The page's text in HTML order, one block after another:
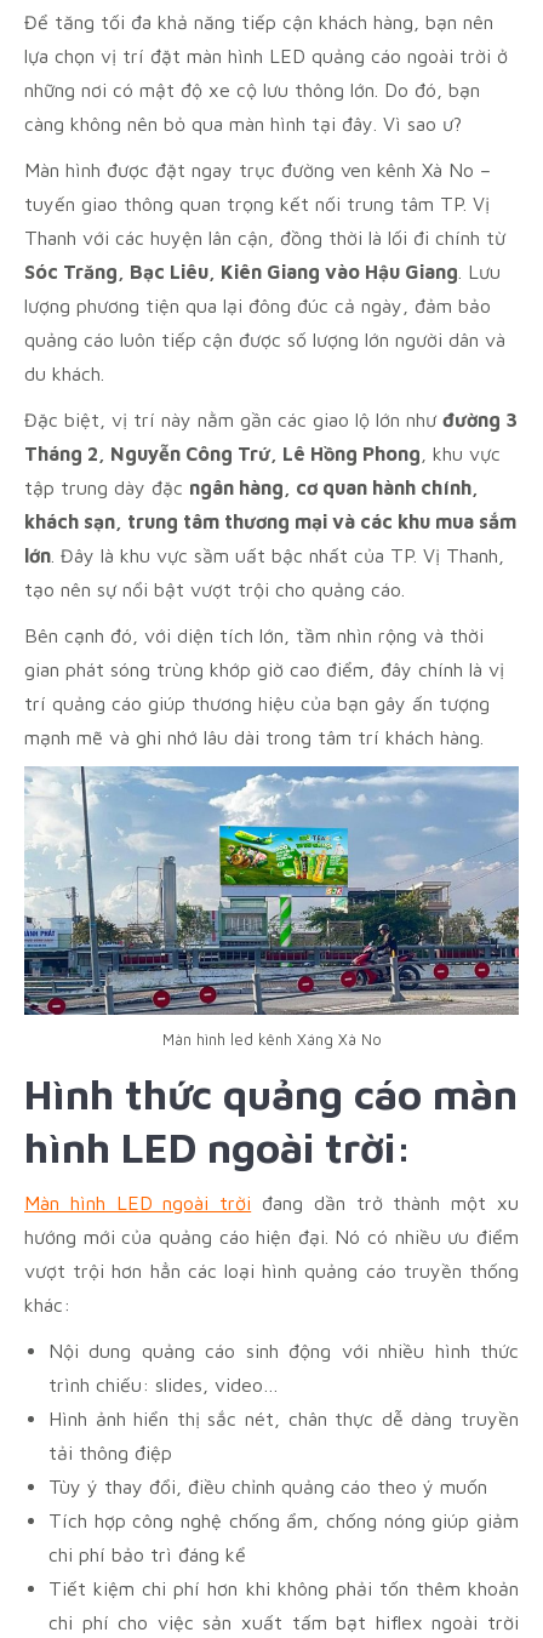
Để tăng tối đa khả năng tiếp cận khách hàng, bạn nên
lựa chọn vị trí đặt màn hình LED quảng cáo ngoài trời ở
những nơi có mật độ xe cộ lưu thông lớn. Do đó, bạn
càng không nên bỏ qua màn hình tại đây. Vì sao ư?
Màn hình được đặt ngay trục đường ven kênh Xà No –
tuyến giao thông quan trọng kết nối trung tâm TP. Vị
Thanh với các huyện lân cận, đồng thời là lối đi chính từ
Sóc Trăng, Bạc Liêu, Kiên Giang vào Hậu Giang . Lưu
lượng phương tiện qua lại đông đúc cả ngày, đảm bảo
quảng cáo luôn tiếp cận được số lượng lớn người dân và
du khách.
Đặc biệt, vị trí này nằm gần các giao lộ lớn như đường 3
Tháng 2, Nguyễn Công Trứ, Lê Hồng Phong , khu vực
tập trung dày đặc ngân hàng, cơ quan hành chính,
khách sạn, trung tâm thương mại và các khu mua sắm
lớn . Đây là khu vực sầm uất bậc nhất của TP. Vị Thanh,
tạo nên sự nổi bật vượt trội cho quảng cáo.
Bên cạnh đó, với diện tích lớn, tầm nhìn rộng và thời
gian phát sóng trùng khớp giờ cao điểm, đây chính là vị
trí quảng cáo giúp thương hiệu của bạn gây ấn tượng
mạnh mẽ và ghi nhớ lâu dài trong tâm trí khách hàng.
Màn hình led kênh Xáng Xà No
Hình thức quảng cáo màn
hình LED ngoài trời:
Màn hình LED ngoài trời đang dần trở thành một xu
hướng mới của quảng cáo hiện đại. Nó có nhiều ưu điểm
vượt trội hơn hẳn các loại hình quảng cáo truyền thống
khác:
Nội dung quảng cáo sinh động với nhiều hình thức
trình chiếu: slides, video…
Hình ảnh hiển thị sắc nét, chân thực dễ dàng truyền
tải thông điệp
Tùy ý thay đổi, điều chỉnh quảng cáo theo ý muốn
Tích hợp công nghệ chống ẩm, chống nóng giúp giảm
chi phí bảo trì đáng kể
Tiết kiệm chi phí hơn khi không phải tốn thêm khoản
chi phí cho việc sản xuất tấm bạt hiflex ngoài trời